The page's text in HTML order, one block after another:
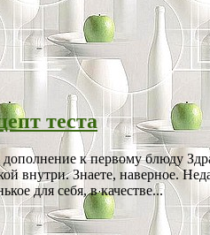
теста
к первому блюду
внутри. Знаете, наверное.
для себя, в качестве...